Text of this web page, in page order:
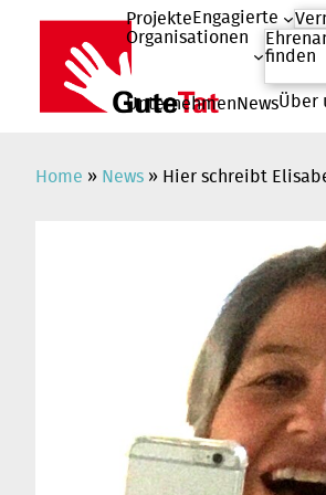
springen
Projekte Engagierte
Organisationen
finden
UnternehmenNewsÜber
Home » News » Hier schreibt